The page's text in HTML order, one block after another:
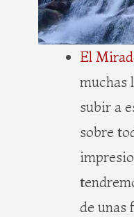
El
muchas
subir a
sobre
de unas